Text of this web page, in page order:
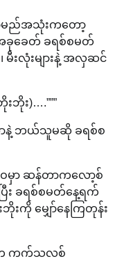
ာမည်အသုံးကတော့
ခုခေတ် ခရစ်စမတ်
မီးလုံးများနဲ့ အလှဆင်
ဘိုး)….”””
နဲ့ ဘယ်သူမဆို ခရစ်စ
ာ ဆန်တာကလော့စ်
း ခရစ်စမတ်နေ့ရက်
ကို မျှော်နေကြတုန်း
က ကက်သလစ်